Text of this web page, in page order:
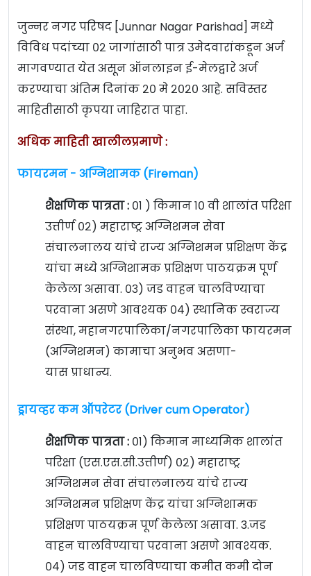
जुन्नर नगर परिषद [Junnar Nagar Parishad] मध्ये
विविध पदांच्या ०२ जागांसाठी पात्र उमेदवारांकडून अर्ज
मागवण्यात येत असून ऑनलाइन ई-मेलद्वारे अर्ज
करण्याचा अंतिम दिनांक २० मे २०२० आहे. सविस्तर
माहितीसाठी कृपया जाहिरात पाहा.
अधिक माहिती खालीलप्रमाणे :
फायरमन - अग्निशामक (Fireman)
शैक्षणिक पात्रता : ०१ ) किमान १० वी शालांत परिक्षा
उत्तीर्ण ०२) महाराष्ट्र अग्निशमन सेवा
संचालनालय यांचे राज्य अग्निशमन प्रशिक्षण केंद्र
यांचा मध्ये अग्निशामक प्रशिक्षण पाठयक्रम पूर्ण
केलेला असावा. ०३) जड वाहन चालविण्याचा
परवाना असणे आवश्यक ०४) स्थानिक स्वराज्य
संस्था, महानगरपालिका/नगरपालिका फायरमन
(अग्निशमन) कामाचा अनुभव असणा-
यास प्राधान्य.
ड्रायव्हर कम ऑपरेटर (Driver cum Operator)
शैक्षणिक पात्रता : ०१) किमान माध्यमिक शालांत
परिक्षा (एस.एस.सी.उत्तीर्ण) ०२) महाराष्ट्र
अग्निशमन सेवा संचालनालय यांचे राज्य
अग्निशमन प्रशिक्षण केंद्र यांचा अग्निशामक
प्रशिक्षण पाठयक्रम पूर्ण केलेला असावा. 3.जड
वाहन चालविण्याचा परवाना असणे आवश्यक.
०४) जड वाहन चालविण्याचा कमीत कमी दोन